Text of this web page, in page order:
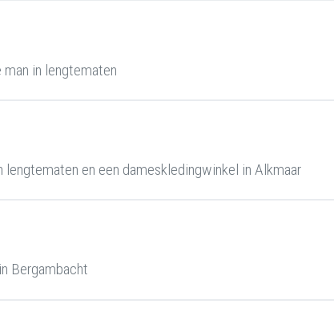
in lengtematen
en een dameskledingwinkel in Alkmaar
Bergambacht